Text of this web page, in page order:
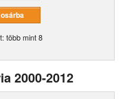
több mint 8
2000-2012